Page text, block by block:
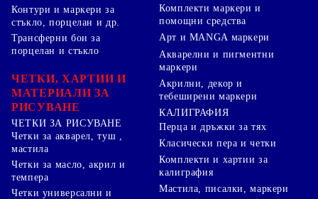
Контури и маркери за
стъкло, порцелан и др.
Трансферни бои за
порцелан и стъкло
ЧЕТКИ, ХАРТИИ И
МАТЕРИАЛИ ЗА
РИСУВАНЕ
ЧЕТКИ ЗА РИСУВАНЕ
Четки за акварел, туш ,
мастила
Четки за масло, акрил и
темпера
Четки универсални и
Комплекти маркери и
помощни средства
Арт и MANGA маркери
Акварелни и пигментни
маркери
Акрилни, декор и
тебеширени маркери
КАЛИГРАФИЯ
Перца и дръжки за тях
Класически пера и четки
Комплекти и хартии за
калиграфия
Мастила, писалки, маркери